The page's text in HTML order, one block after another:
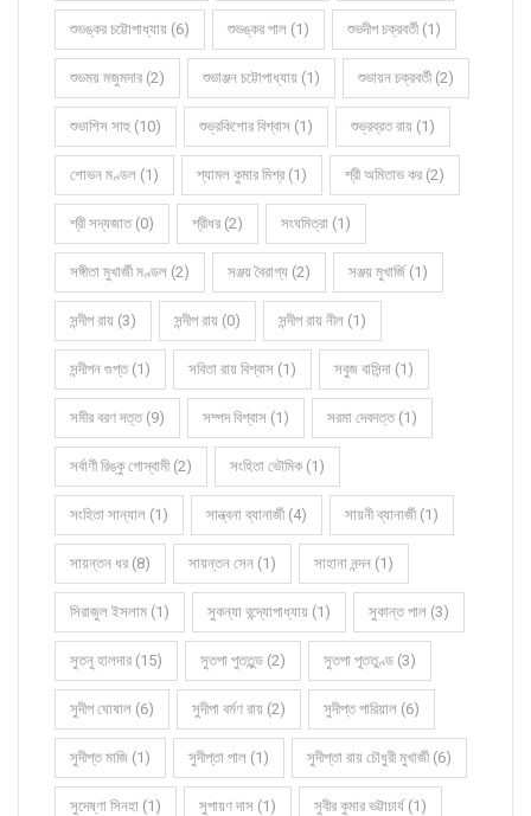
শুভঙ্কর চট্টোপাধ্যায় (6) শুভঙ্কর পাল (1) শুভদীপ চক্রবর্তী (1)
শুভময় মজুমদার (2) শুভাঞ্জন চট্টোপাধ্যায় (1) শুভায়ন চক্রবর্তী (2)
শুভাশিস সাহু (10) শুভ্রকিশোর বিশ্বাস (1) শুভ্রব্রত রায় (1)
শোভন মণ্ডল (1) শ্যামল কুমার মিশ্র (1) শ্রী অমিতাভ কর (2)
শ্রী সদ্যজাত (0) শ্রীধর (2) সংঘমিত্রা (1)
সঙ্গীতা মুখার্জী মণ্ডল (2) সঞ্জয় বৈরাগ্য (2) সঞ্জয় মুখার্জি (1)
সন্দীপ রায় (3) সন্দীপ রায় (0) সন্দীপ রায় নীল (1)
সন্দীপন গুপ্ত (1) সবিতা রায় বিশ্বাস (1) সবুজ বাসিন্দা (1)
সমীর বরণ দত্ত (9) সম্পদ বিশ্বাস (1) সরমা দেবদত্ত (1)
সর্বাণী রিঙ্কু গোস্বামী (2) সংহিতা ভৌমিক (1)
সংহিতা সান্যাল (1) সান্ত্বনা ব্যানার্জী (4) সায়নী ব্যানার্জী (1)
সায়ন্তন ধর (8) সায়ন্তন সেন (1) সাহানা নন্দন (1)
সিরাজুল ইসলাম (1) সুকন্যা বন্দ্যোপাধ্যায় (1) সুকান্ত পাল (3)
সুতনু হালদার (15) সুতপা পুততুন্ড (2) সুতপা পূততুণ্ড (3)
সুদীপ ঘোষাল (6) সুদীপা বর্মণ রায় (2) সুদীপ্ত পারিয়াল (6)
সুদীপ্ত মাজি (1) সুদীপ্তা পাল (1) সুদীপ্তা রায় চৌধুরী মুখার্জী (6)
সুদেষ্ণা সিনহা (1) সুপায়ণ দাস (1) সুবীর কুমার ভট্টাচার্য (1)